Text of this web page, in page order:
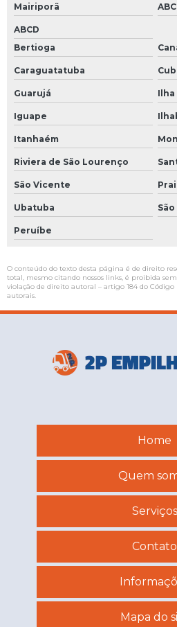
Mairiporã ABC
ABCD
Bertioga
Caraguatatuba
Guarujá Ilha
Iguape
Itanhaém
Riviera de São Lourenço
São Vicente
Ubatuba
Peruíbe
O conteúdo do texto desta página é de direito
total, mesmo citando nossos links, é proibida
violação de direito autoral – artigo 184 do Código
autorais.
Home
Quem
Serviços
Contato
Mapa do